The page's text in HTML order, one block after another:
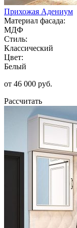
Прихожая Адениум
Материал фасада:
МДФ
Стиль:
Классический
Цвет:
Белый
от 46 000 руб.
Рассчитать